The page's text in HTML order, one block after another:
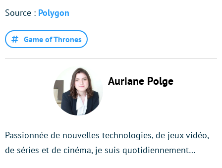
Source : Polygon
Game of Thrones
Auriane Polge
Passionnée de nouvelles technologies, de jeux vidéo,
de séries et de cinéma, je suis quotidiennement…